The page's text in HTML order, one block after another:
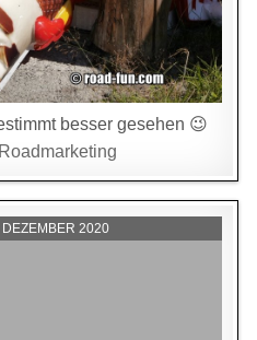
besser gesehen 😉
Roadmarketing
DEZEMBER 2020